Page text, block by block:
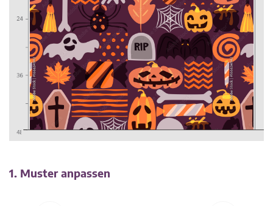
1. Muster anpassen